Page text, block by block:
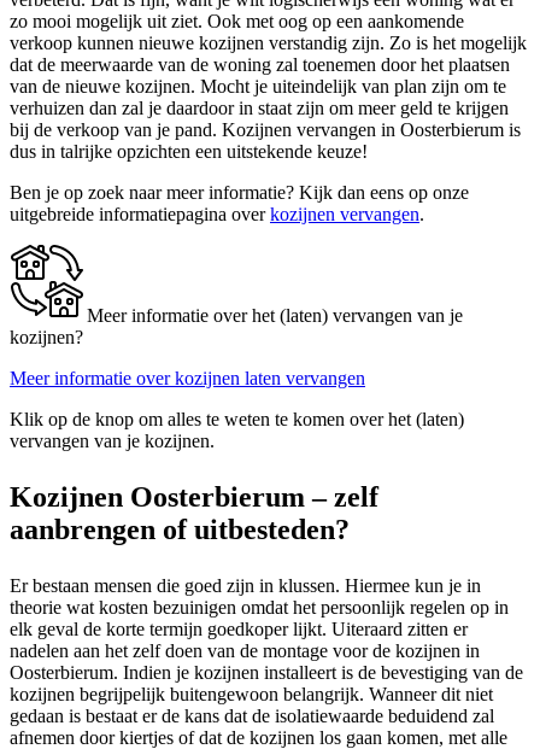
zo mooi mogelijk uit ziet. Ook met oog op een aankomende
verkoop kunnen nieuwe kozijnen verstandig zijn. Zo is het mogelijk
dat de meerwaarde van de woning zal toenemen door het plaatsen
van de nieuwe kozijnen. Mocht je uiteindelijk van plan zijn om te
verhuizen dan zal je daardoor in staat zijn om meer geld te krijgen
bij de verkoop van je pand. Kozijnen vervangen in Oosterbierum is
dus in talrijke opzichten een uitstekende keuze!
Ben je op zoek naar meer informatie? Kijk dan eens op onze
uitgebreide informatiepagina overkozijnen vervangen.
Meer informatie over het (laten) vervangen van je
kozijnen?
Meer informatie over kozijnen laten vervangen
Klik op de knop om alles te weten te komen over het (laten)
vervangen van je kozijnen.
Kozijnen Oosterbierum – zelf
aanbrengen of uitbesteden?
Er bestaan mensen die goed zijn in klussen. Hiermee kun je in
theorie wat kosten bezuinigen omdat het persoonlijk regelen op in
elk geval de korte termijn goedkoper lijkt. Uiteraard zitten er
nadelen aan het zelf doen van de montage voor de kozijnen in
Oosterbierum. Indien je kozijnen installeert is de bevestiging van de
kozijnen begrijpelijk buitengewoon belangrijk. Wanneer dit niet
gedaan is bestaat er de kans dat de isolatiewaarde beduidend zal
afnemen door kiertjes of dat de kozijnen los gaan komen, met alle